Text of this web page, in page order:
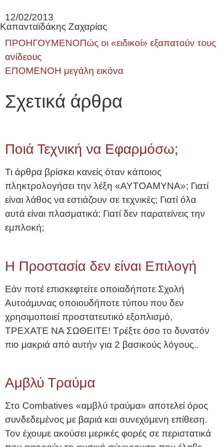
12/02/2013
Καπανταϊδάκης Ζαχαρίας
ΠΡΟΗΓΟΥΜΕΝΟΠώς οι «ειδικοί» εξαπατούν τους
ανίδεους
ΕΠΟΜΕΝΟΗ μεγάλη εικόνα
Σχετικά άρθρα
Ποιά Τεχνική να Εφαρμόσω;
Τι άρθρα βρίσκει κανείς όταν κάποιος
πληκτρολογήσει την λέξη «ΑΥΤΟΑΜΥΝΑ»; Γιατί
είναι λάθος να εστιάζουν σε τεχνικές; Γιατί όλα
αυτά είναι πλασματικά; Γιατί δεν παρατείνεις την
εμπλοκή;
Η Προστασία δεν είναι Επιλογή
Εάν ποτέ επισκεφτείτε οποιαδήποτε Σχολή
Αυτοάμυνας οποιουδήποτε τύπου που δεν
χρησιμοποιεί προστατευτικό εξοπλισμό,
ΤΡΕΧΑΤΕ ΝΑ ΣΩΘΕΙΤΕ! Τρέξτε όσο το δυνατόν
πιο μακριά από αυτήν για 2 βασικούς λόγους..
Αμβλύ Τραύμα
Στο Combatives «αμβλύ τραύμα» αποτελεί όρος
συνδεδεμένος με βαριά και συνεχόμενη επίθεση.
Τον έχουμε ακούσει μερικές φορές σε περιστατικά